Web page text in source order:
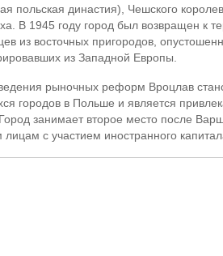
польская династия), Чешского
В 1945 году город был возвращен к
из восточных пригородов,
из Западной Европы.
рыночных реформ Вроцлав
городов в Польше и является
занимает второе место после
с участием иностранного